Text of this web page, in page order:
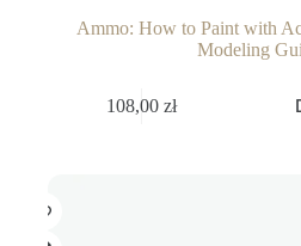
Ammo: How to Paint with
Modeling
108,00zł